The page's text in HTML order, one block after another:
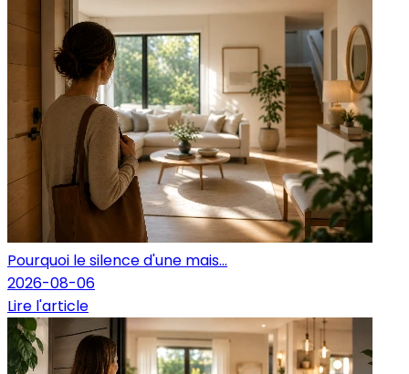
Pourquoi le silence d'une mais...
2026-08-06
Lire l'article